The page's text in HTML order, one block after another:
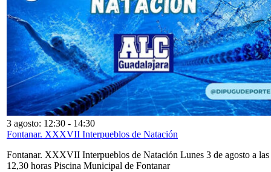
3 agosto: 12:30 - 14:30
Fontanar. XXXVII Interpueblos de Natación
Fontanar. XXXVII Interpueblos de Natación Lunes 3 de agosto a las
12,30 horas Piscina Municipal de Fontanar